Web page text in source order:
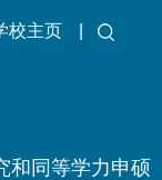
校主页
和同等学力申硕